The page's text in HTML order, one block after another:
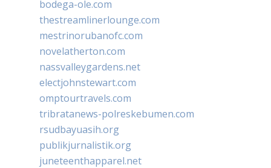
bodega-ole.com
thestreamlinerlounge.com
mestrinorubanofc.com
novelatherton.com
nassvalleygardens.net
electjohnstewart.com
omptourtravels.com
tribratanews-polreskebumen.com
rsudbayuasih.org
publikjurnalistik.org
juneteenthapparel.net